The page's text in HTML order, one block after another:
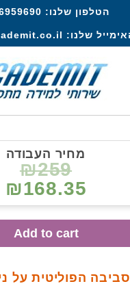
הטלפון שלנו:
שלנו:
הפוליטית על
מחיר העבודה
₪259
₪168.35
Add to cart